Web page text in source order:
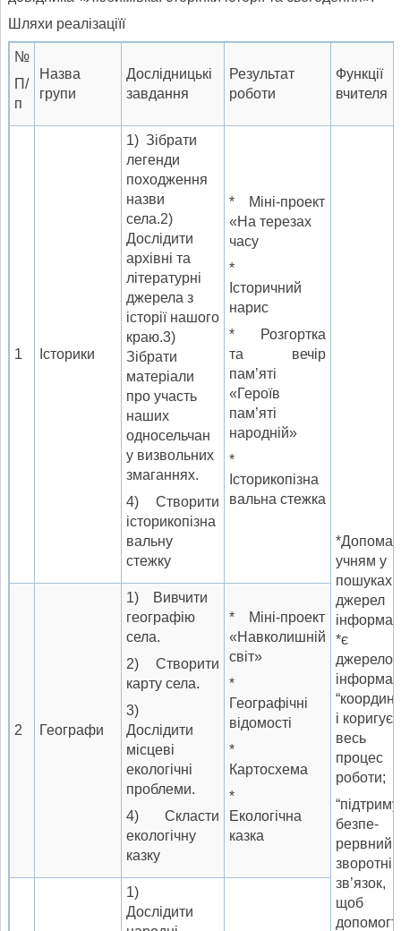
Шляхи реалізаціїї
№
П/
п
Назва
групи
Дослідницькі
завдання
Результат
роботи
Функції
вчителя
1 Історики
1) Зібрати
легенди
походження
назви
села.2)
Дослідити
архівні та
літературні
джерела з
історії нашого
краю.3)
Зібрати
матеріали
про участь
наших
односельчан
у визвольних
змаганнях.
4) Створити
історикопізна
вальну
стежку
* Міні-проект
«На терезах
часу
*
Історичний
нарис
* Розгортка
та вечір
пам’яті
«Героїв
пам’яті
народній»
*
Історикопізна
вальна стежка
учням у
пошуках
джерел
*є
і ко­ригує
весь
процес
роботи;
безпе­
рервний
зворот­ній
зв’язок,
щоб
2 Географи
1) Вивчити
географію
села.
2) Створити
карту села.
3)
Дослідити
місцеві
екологічні
проблеми.
4) Скласти
екологічну
казку
* Міні-проект
«Навколишній
світ»
*
Географічні
відомості
*
Картосхема
*
Екологічна
казка
1)
Дослідити